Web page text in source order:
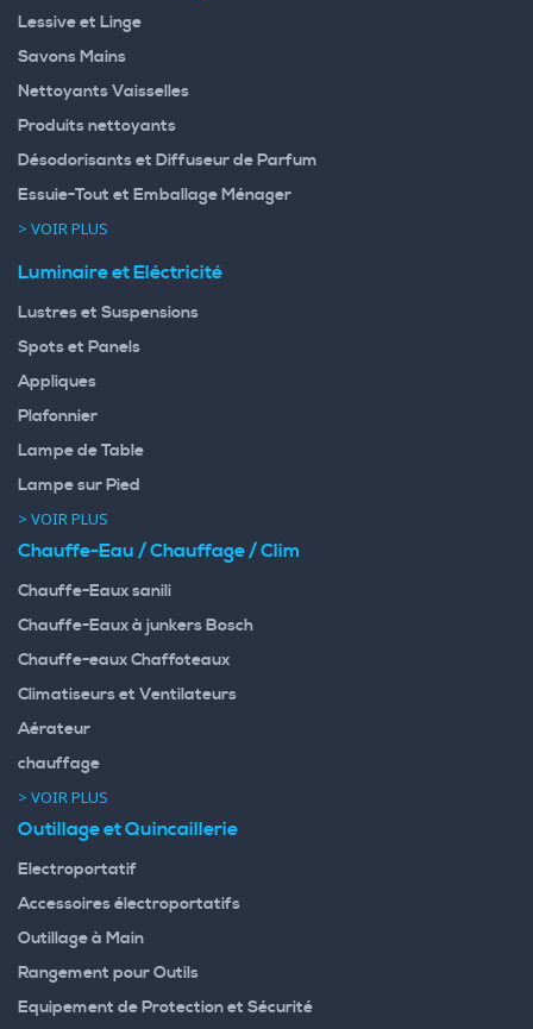
Lessive et Linge
Savons Mains
Nettoyants Vaisselles
Produits nettoyants
Désodorisants et Diffuseur de Parfum
Essuie-Tout et Emballage Ménager
> VOIR PLUS
Luminaire et Eléctricité
Lustres et Suspensions
Spots et Panels
Appliques
Plafonnier
Lampe de Table
Lampe sur Pied
> VOIR PLUS
Chauffe-Eau / Chauffage / Clim
Chauffe-Eaux sanili
Chauffe-Eaux à junkers Bosch
Chauffe-eaux Chaffoteaux
Climatiseurs et Ventilateurs
Aérateur
chauffage
> VOIR PLUS
Outillage et Quincaillerie
Electroportatif
Accessoires électroportatifs
Outillage à Main
Rangement pour Outils
Equipement de Protection et Sécurité